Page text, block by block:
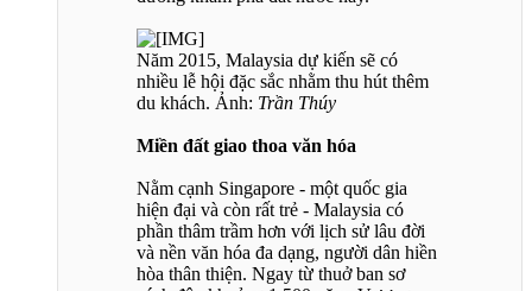
Năm 2015, Malaysia dự kiến sẽ có
nhiều lễ hội đặc sắc nhằm thu hút thêm
du khách. Ảnh: Trần Thúy
Miền đất giao thoa văn hóa
Nằm cạnh Singapore - một quốc gia
hiện đại và còn rất trẻ - Malaysia có
phần thâm trầm hơn với lịch sử lâu đời
và nền văn hóa đa dạng, người dân hiền
hòa thân thiện. Ngay từ thuở ban sơ